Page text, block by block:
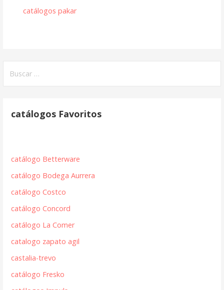
catálogos pakar
catálogos Favoritos
catálogo Betterware
catálogo Bodega Aurrera
catálogo Costco
catálogo Concord
catálogo La Comer
catalogo zapato agil
castalia-trevo
catálogo Fresko